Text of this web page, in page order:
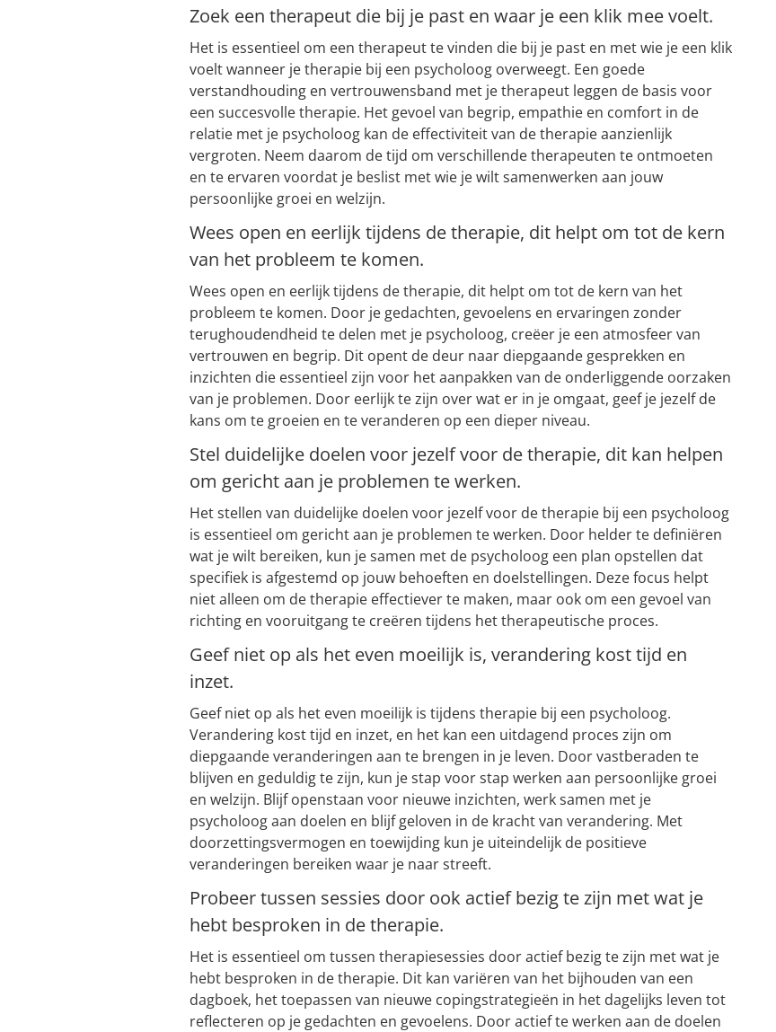
Zoek een therapeut die bij je past en waar je een klik mee voelt.
Het is essentieel om een therapeut te vinden die bij je past en met wie je een klik
voelt wanneer je therapie bij een psycholoog overweegt. Een goede
verstandhouding en vertrouwensband met je therapeut leggen de basis voor
een succesvolle therapie. Het gevoel van begrip, empathie en comfort in de
relatie met je psycholoog kan de effectiviteit van de therapie aanzienlijk
vergroten. Neem daarom de tijd om verschillende therapeuten te ontmoeten
en te ervaren voordat je beslist met wie je wilt samenwerken aan jouw
persoonlijke groei en welzijn.
Wees open en eerlijk tijdens de therapie, dit helpt om tot de kern
van het probleem te komen.
Wees open en eerlijk tijdens de therapie, dit helpt om tot de kern van het
probleem te komen. Door je gedachten, gevoelens en ervaringen zonder
terughoudendheid te delen met je psycholoog, creëer je een atmosfeer van
vertrouwen en begrip. Dit opent de deur naar diepgaande gesprekken en
inzichten die essentieel zijn voor het aanpakken van de onderliggende oorzaken
van je problemen. Door eerlijk te zijn over wat er in je omgaat, geef je jezelf de
kans om te groeien en te veranderen op een dieper niveau.
Stel duidelijke doelen voor jezelf voor de therapie, dit kan helpen
om gericht aan je problemen te werken.
Het stellen van duidelijke doelen voor jezelf voor de therapie bij een psycholoog
is essentieel om gericht aan je problemen te werken. Door helder te definiëren
wat je wilt bereiken, kun je samen met de psycholoog een plan opstellen dat
specifiek is afgestemd op jouw behoeften en doelstellingen. Deze focus helpt
niet alleen om de therapie effectiever te maken, maar ook om een gevoel van
richting en vooruitgang te creëren tijdens het therapeutische proces.
Geef niet op als het even moeilijk is, verandering kost tijd en
inzet.
Geef niet op als het even moeilijk is tijdens therapie bij een psycholoog.
Verandering kost tijd en inzet, en het kan een uitdagend proces zijn om
diepgaande veranderingen aan te brengen in je leven. Door vastberaden te
blijven en geduldig te zijn, kun je stap voor stap werken aan persoonlijke groei
en welzijn. Blijf openstaan voor nieuwe inzichten, werk samen met je
psycholoog aan doelen en blijf geloven in de kracht van verandering. Met
doorzettingsvermogen en toewijding kun je uiteindelijk de positieve
veranderingen bereiken waar je naar streeft.
Probeer tussen sessies door ook actief bezig te zijn met wat je
hebt besproken in de therapie.
Het is essentieel om tussen therapiesessies door actief bezig te zijn met wat je
hebt besproken in de therapie. Dit kan variëren van het bijhouden van een
dagboek, het toepassen van nieuwe copingstrategieën in het dagelijks leven tot
reflecteren op je gedachten en gevoelens. Door actief te werken aan de doelen